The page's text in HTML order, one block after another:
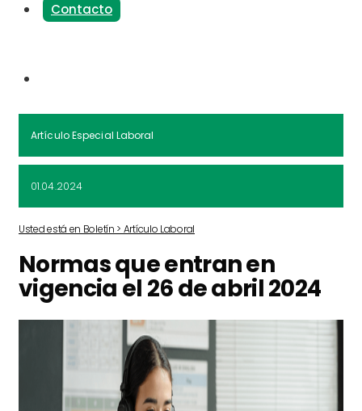
Contacto
Artículo Especial Laboral
01.04.2024
Usted está en Boletín > Artículo Laboral
Normas que entran en
vigencia el 26 de abril 2024